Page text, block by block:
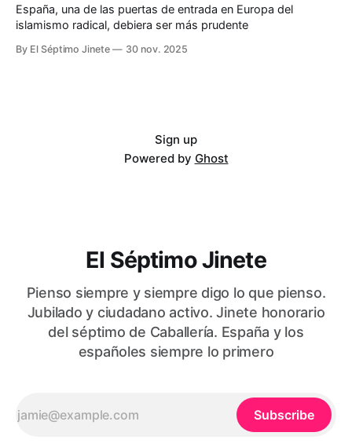
España, una de las puertas de entrada en Europa del
islamismo radical, debiera ser más prudente
By El Séptimo Jinete 30 nov. 2025
Sign up
Powered by Ghost
El Séptimo Jinete
Pienso siempre y siempre digo lo que pienso.
Jubilado y ciudadano activo. Jinete honorario
del séptimo de Caballería. España y los
españoles siempre lo primero
Subscribe